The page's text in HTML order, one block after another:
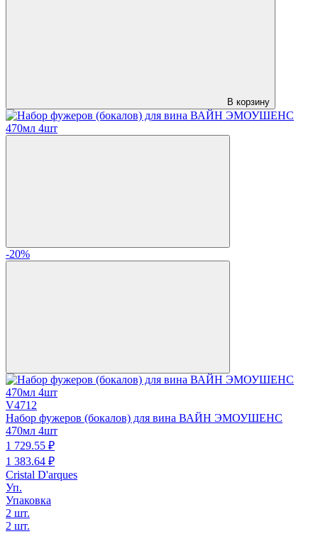
В корзину
-20%
V4712
Набор фужеров (бокалов) для вина ВАЙН ЭМОУШЕНС
470мл 4шт
1 729.55 ₽
1 383.64 ₽
Cristal D'arques
Уп.
Упаковка
2 шт.
2 шт.